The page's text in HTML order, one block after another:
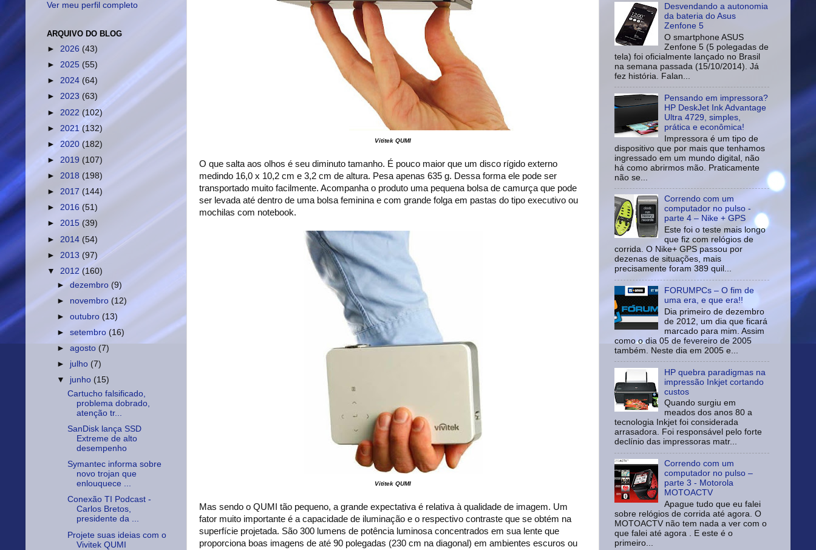
Vititek QUMI
O que salta aos olhos é seu diminuto tamanho. É pouco maior que um disco rígido externo
medindo 16,0 x 10,2 cm e 3,2 cm de altura. Pesa apenas 635 g. Dessa forma ele pode ser
transportado muito facilmente. Acompanha o produto uma pequena bolsa de camurça que pode
ser levada até dentro de uma bolsa feminina e com grande folga em pastas do tipo executivo ou
mochilas com notebook.
Vititek QUMI
Mas sendo o QUMI tão pequeno, a grande expectativa é relativa à qualidade de imagem. Um
fator muito importante é a capacidade de iluminação e o respectivo contraste que se obtém na
superfície projetada. São 300 lumens de potência luminosa concentrados em sua lente que
proporciona boas imagens de até 90 polegadas (230 cm na diagonal) em ambientes escuros ou
Ver meu perfil completo
ARQUIVO DO BLOG
► 2026 (43)
► 2025 (55)
► 2024 (64)
► 2023 (63)
► 2022 (102)
► 2021 (132)
► 2020 (182)
► 2019 (107)
► 2018 (198)
► 2017 (144)
► 2016 (51)
► 2015 (39)
► 2014 (54)
► 2013 (97)
▼ 2012 (160)
►dezembro(9)
► novembro(12)
►outubro(13)
►setembro(16)
►agosto (7)
► julho (7)
▼ junho (15)
Cartucho falsificado,
problema dobrado,
atenção tr...
SanDisk lança SSD
Extreme de alto
desempenho
Symantec informa sobre
novo trojan que
enlouquece ...
Conexão TI Podcast -
Carlos Bretos,
presidente da ...
Projete suas ideias com o
Vivitek QUMI
Desvendando a autonomia
da bateria do Asus
Zenfone 5
O smartphone ASUS
Zenfone 5 (5 polegadas de
tela) foi oficialmente lançado no Brasil
na semana passada (15/10/2014). Já
fez história. Falan...
Pensando em impressora?
HP DeskJet Ink Advantage
Ultra 4729, simples,
prática e econômica!
Impressora é um tipo de
dispositivo que por mais que tenhamos
ingressado em um mundo digital, não
há como abrirmos mão. Praticamente
não se...
Correndo com um
computador no pulso -
parte 4 – Nike + GPS
Este foi o teste mais longo
que fiz com relógios de
corrida. O Nike+ GPS passou por
dezenas de situações, mais
precisamente foram 389 quil...
FORUMPCs – O fim de
uma era, e que era!!
Dia primeiro de dezembro
de 2012, um dia que ficará
marcado para mim. Assim
como o dia 05 de fevereiro de 2005
também. Neste dia em 2005 e...
HP quebra paradigmas na
impressão Inkjet cortando
custos
Quando surgiu em
meados dos anos 80 a
tecnologia Inkjet foi considerada
arrasadora. Foi responsável pelo forte
declínio das impressoras matr...
Correndo com um
computador no pulso –
parte 3 - Motorola
MOTOACTV
Apague tudo que eu falei
sobre relógios de corrida até agora. O
MOTOACTV não tem nada a ver com o
que falei até agora . E este é o
primeiro...